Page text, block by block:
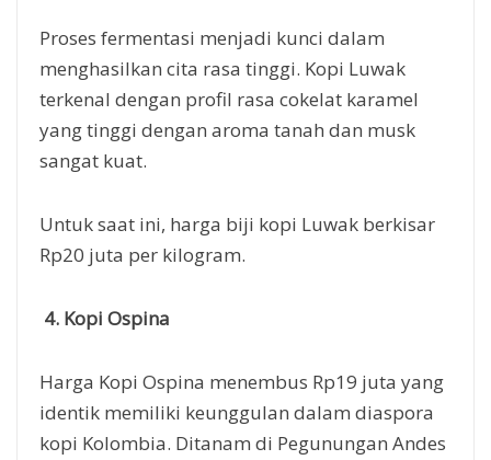
Proses fermentasi menjadi kunci dalam
menghasilkan cita rasa tinggi. Kopi Luwak
terkenal dengan profil rasa cokelat karamel
yang tinggi dengan aroma tanah dan musk
sangat kuat.
Untuk saat ini, harga biji kopi Luwak berkisar
Rp20 juta per kilogram.
4. Kopi Ospina
Harga Kopi Ospina menembus Rp19 juta yang
identik memiliki keunggulan dalam diaspora
kopi Kolombia. Ditanam di Pegunungan Andes